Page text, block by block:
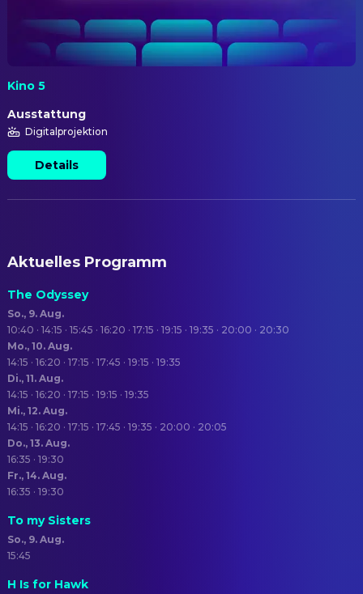
Kino 5
Ausstattung
Digitalprojektion
Details
Aktuelles Programm
The Odyssey
So., 9. Aug.
10:40 · 14:15 · 15:45 · 16:20 · 17:15 · 19:15 · 19:35 · 20:00 · 20:30
Mo., 10. Aug.
14:15 · 16:20 · 17:15 · 17:45 · 19:15 · 19:35
Di., 11. Aug.
14:15 · 16:20 · 17:15 · 19:15 · 19:35
Mi., 12. Aug.
14:15 · 16:20 · 17:15 · 17:45 · 19:35 · 20:00 · 20:05
Do., 13. Aug.
16:35 · 19:30
Fr., 14. Aug.
16:35 · 19:30
To my Sisters
So., 9. Aug.
15:45
H Is for Hawk